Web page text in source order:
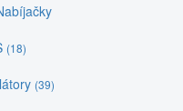
(18)
(39)